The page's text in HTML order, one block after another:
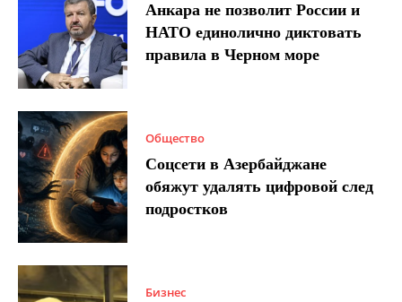
Анкара не позволит России и
НАТО единолично диктовать
правила в Черном море
Общество
Соцсети в Азербайджане
обяжут удалять цифровой след
подростков
Бизнес